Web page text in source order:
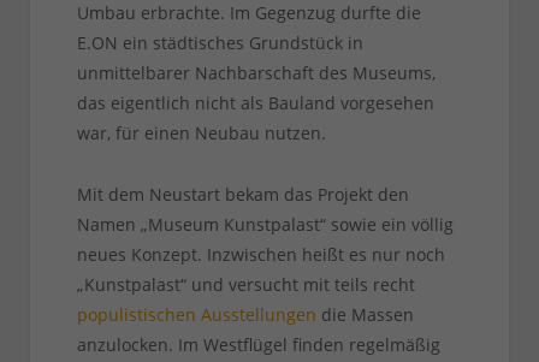
Umbau erbrachte. Im Gegenzug durfte die
E.ON ein städtisches Grundstück in
unmittelbarer Nachbarschaft des Museums,
das eigentlich nicht als Bauland vorgesehen
war, für einen Neubau nutzen.
Mit dem Neustart bekam das Projekt den
Namen „Museum Kunstpalast“ sowie ein völlig
neues Konzept. Inzwischen heißt es nur noch
„Kunstpalast“ und versucht mit teils recht
populistischen Ausstellungen die Massen
anzulocken. Im Westflügel finden regelmäßig